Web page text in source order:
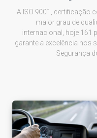
A ISO 9001, certificação
maior grau de
internacional, hoje 161
garante a excelência nos
Segurança